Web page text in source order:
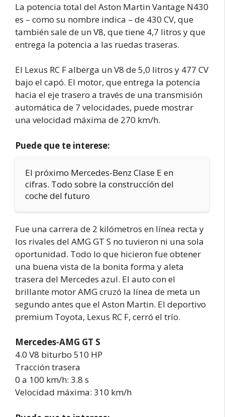
La potencia total del Aston Martin Vantage N430
es – como su nombre indica – de 430 CV, que
también sale de un V8, que tiene 4,7 litros y que
entrega la potencia a las ruedas traseras.
El Lexus RC F alberga un V8 de 5,0 litros y 477 CV
bajo el capó. El motor, que entrega la potencia
hacia el eje trasero a través de una transmisión
automática de 7 velocidades, puede mostrar
una velocidad máxima de 270 km/h.
Puede que te interese:
El próximo Mercedes-Benz Clase E en
cifras. Todo sobre la construcción del
coche del futuro
Fue una carrera de 2 kilómetros en línea recta y
los rivales del AMG GT S no tuvieron ni una sola
oportunidad. Todo lo que hicieron fue obtener
una buena vista de la bonita forma y aleta
trasera del Mercedes azul. El auto con el
brillante motor AMG cruzó la línea de meta un
segundo antes que el Aston Martin. El deportivo
premium Toyota, Lexus RC F, cerró el trío.
Mercedes-AMG GT S
4.0 V8 biturbo 510 HP
Tracción trasera
0 a 100 km/h: 3.8 s
Velocidad máxima: 310 km/h